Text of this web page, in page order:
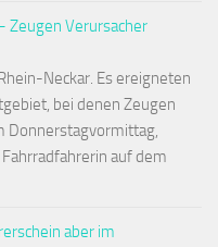
Zeugen Verursacher
Neckar. Es ereigneten
bei denen Zeugen
Donnerstagvormittag,
auf dem
aber im